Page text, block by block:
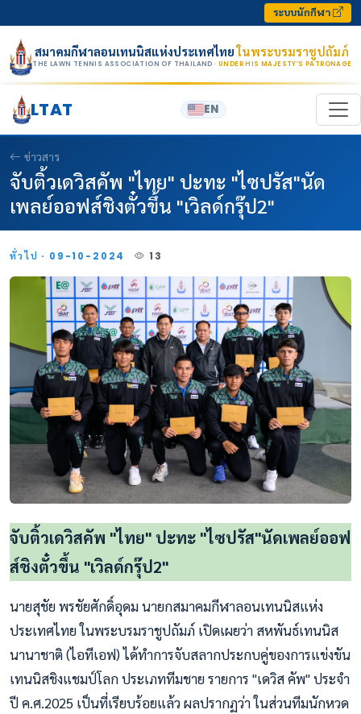
ระบบนักกีฬา
สมาคมกีฬาลอนเทนนิสแห่งประเทศไทยในพระบรมราชูปถัมภ์
THE LAWN TENNIS ASSOCIATION OF THAILAND · UNDER HIS MAJESTY’S PATRONAGE
LTAT EN
ข่าวสาร
จับติ้วเดวิสคัพ "ไทย" ปะทะ "ไซปรัส"นัด
เพลย์ออฟส์ชิงตั๋วขึ้น "เวิลด์กรุ๊ป2"
ทั่วไป · 09-10-2024 13
จับติ้วเดวิสคัพ "ไทย" ปะทะ "ไซปรัส"นัดเพลย์ออฟ
ส์ชิงตั๋วขึ้น "เวิลด์กรุ๊ป2"
นายสุชัย พรชัยศักดิ์อุดม นายกสมาคมกีฬาลอนเทนนิสแห่ง
ประเทศไทย ในพระบรมราชูปถัมภ์ เปิดเผยว่า สหพันธ์เทนนิส
นานาชาติ (ไอทีเอฟ) ได้ทำการจับสลากประกบคู่ของการแข่งขัน
เทนนิสชิงแชมป์โลก ประเภททีมชาย รายการ "เดวิส คัพ" ประจำ
ปี ค.ศ.2025 เป็นที่เรียบร้อยแล้ว ผลปรากฏว่า ในส่วนทีมนักหวด